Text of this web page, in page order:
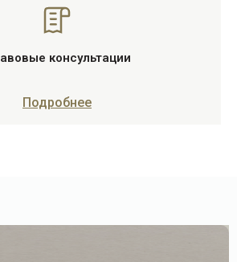
консультации
Подробнее